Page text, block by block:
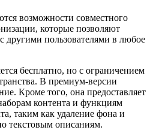
возможности совместного
которые позволяют
другими пользователями в любое
бесплатно, но с ограничением
В премиум-версии
Кроме того, она предоставляет
контента и функциям
таким как удаление фона и
текстовым описаниям.